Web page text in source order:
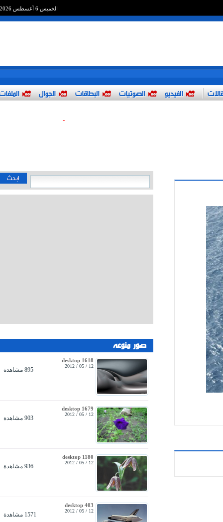
الخميس 6 أغسطس 2026
الفيديو الصوتيات البطاقات الجوال الملفات
صور منوعه
desktop 1618
12 / 05 / 2012
895 مشاهدة
desktop 1679
12 / 05 / 2012
903 مشاهدة
desktop 1180
936 مشاهدة
desktop 403
1571 مشاهدة